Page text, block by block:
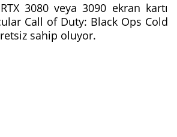
3080 veya 3090 ekran kartı
Call of Duty: Black Ops Cold
sahip oluyor.